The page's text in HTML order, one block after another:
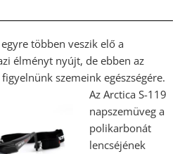
többen veszik elő a
élményt nyújt, de ebben az
szemeink egészségére.
Az Arctica S-119
napszemüveg a
polikarbonát
lencséjének